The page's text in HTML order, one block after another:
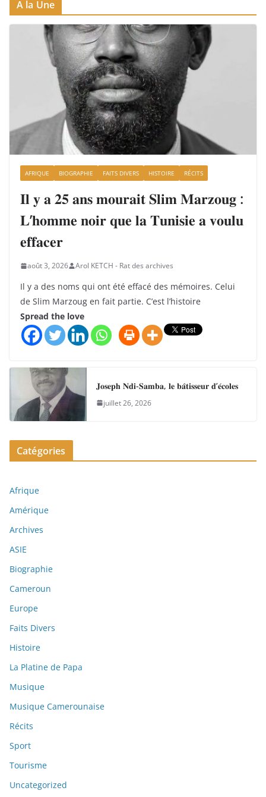
A la Une
AFRIQUE BIOGRAPHIE FAITS DIVERS HISTOIRE RÉCITS
𝐈𝐥 𝐲 𝐚 𝟐𝟓 𝐚𝐧𝐬 𝐦𝐨𝐮𝐫𝐚𝐢𝐭 𝐒𝐥𝐢𝐦 𝐌𝐚𝐫𝐳𝐨𝐮𝐠 :
𝐋’𝐡𝐨𝐦𝐦𝐞 𝐧𝐨𝐢𝐫 𝐪𝐮𝐞 𝐥𝐚 𝐓𝐮𝐧𝐢𝐬𝐢𝐞 𝐚 𝐯𝐨𝐮𝐥𝐮
𝐞𝐟𝐟𝐚𝐜𝐞𝐫
août 3, 2026 Arol KETCH - Rat des archives
Il y a des noms qui ont été effacé des mémoires. Celui
de Slim Marzoug en fait partie. C’est l’histoire
Spread the love
𝐉𝐨𝐬𝐞𝐩𝐡 𝐍𝐝𝐢-𝐒𝐚𝐦𝐛𝐚, 𝐥𝐞 𝐛𝐚̂𝐭𝐢𝐬𝐬𝐞𝐮𝐫 𝐝’𝐞́𝐜𝐨𝐥𝐞𝐬
juillet 26, 2026
Catégories
Afrique
Amérique
Archives
ASIE
Biographie
Cameroun
Europe
Faits Divers
Histoire
La Platine de Papa
Musique
Musique Camerounaise
Récits
Sport
Tourisme
Uncategorized